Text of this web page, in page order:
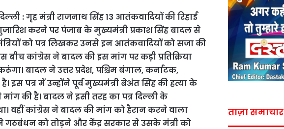
: गृह मंत्री राजनाथ सिंह 13 आतंकवादियों की रिहाई
करने पर पंजाब के मुख्यमंत्री प्रकाश सिंह बादल से
को पत्र लिखकर उनसे इन आतंकवादियों को सजा की
कांग्रेस ने बादल की इस मांग पर कड़ी प्रतिक्रिया
बादल ने उत्तर प्रदेश, पश्चिम बंगाल, कर्नाटक,
इस पत्र में उन्होंने पूर्व मुख्यमंत्री बेअंत सिंह की हत्या के
की है। बादल ने इसी तरह का पत्र दिल्ली के
वहीं कांग्रेस ने बादल की मांग को हैरान करने वाला
गठबंधन को तोड़ने और केंद्र सरकार से उसके मंत्री को
ताज़ा समाचार